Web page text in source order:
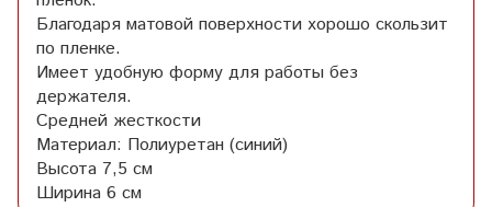
Благодаря матовой поверхности хорошо скользит
по пленке.
Имеет удобную форму для работы без
держателя.
Средней жесткости
Материал: Полиуретан (синий)
Высота 7,5 см
Ширина 6 см